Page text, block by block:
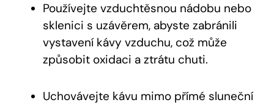
Používejte vzduchtěsnou nádobu nebo
sklenici s uzávěrem, abyste zabránili
vystavení kávy vzduchu, což může
způsobit oxidaci a ztrátu chuti.
Uchovávejte kávu mimo přímé sluneční